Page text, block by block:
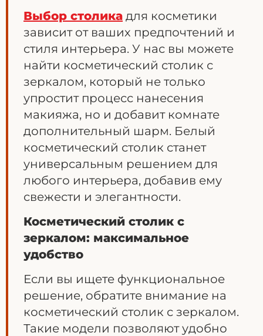
Выбор столика для косметики
зависит от ваших предпочтений и
стиля интерьера. У нас вы можете
найти косметический столик с
зеркалом, который не только
упростит процесс нанесения
макияжа, но и добавит комнате
дополнительный шарм. Белый
косметический столик станет
универсальным решением для
любого интерьера, добавив ему
свежести и элегантности.
Косметический столик с
зеркалом: максимальное
удобство
Если вы ищете функциональное
решение, обратите внимание на
косметический столик с зеркалом.
Такие модели позволяют удобно